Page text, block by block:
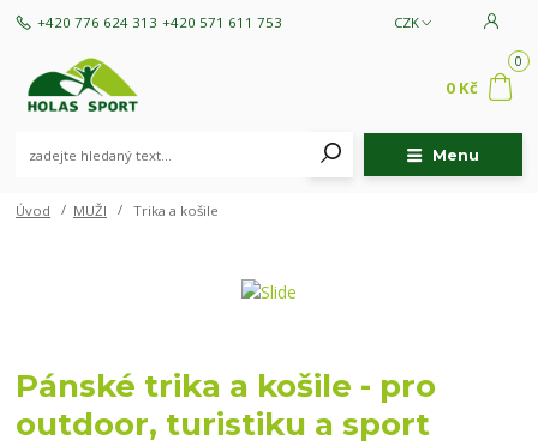
Menu
CZK
+420 776 624 313 +420 571 611 753
0
0 Kč
Úvod MUŽI Trika a košile
Pánské trika a košile - pro
outdoor, turistiku a sport